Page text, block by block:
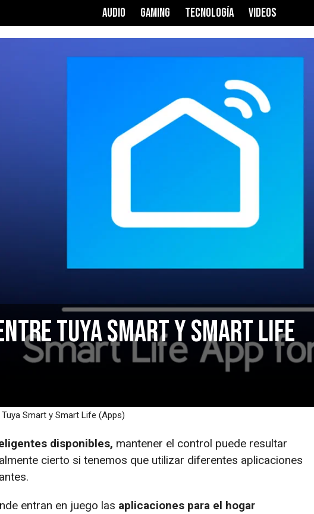
AUDIO GAMING TECNOLOGÍA VIDEOS
Tuya Smart y Smart Life
Smart y Smart Life (Apps)
disponibles, mantener el control puede resultar
cierto si tenemos que utilizar diferentes aplicaciones
entran en juego las aplicaciones para el hogar